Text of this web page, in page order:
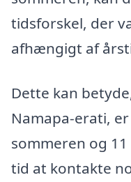
tidsforskel, der
afhængigt af
Dette kan
Namapa-erati,
sommeren og
tid at kontakte